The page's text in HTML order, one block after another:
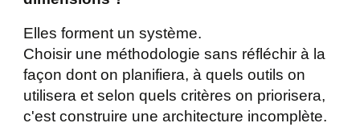
Elles forment un système.
Choisir une méthodologie sans réfléchir à la
façon dont on planifiera, à quels outils on
utilisera et selon quels critères on priorisera,
c'est construire une architecture incomplète.